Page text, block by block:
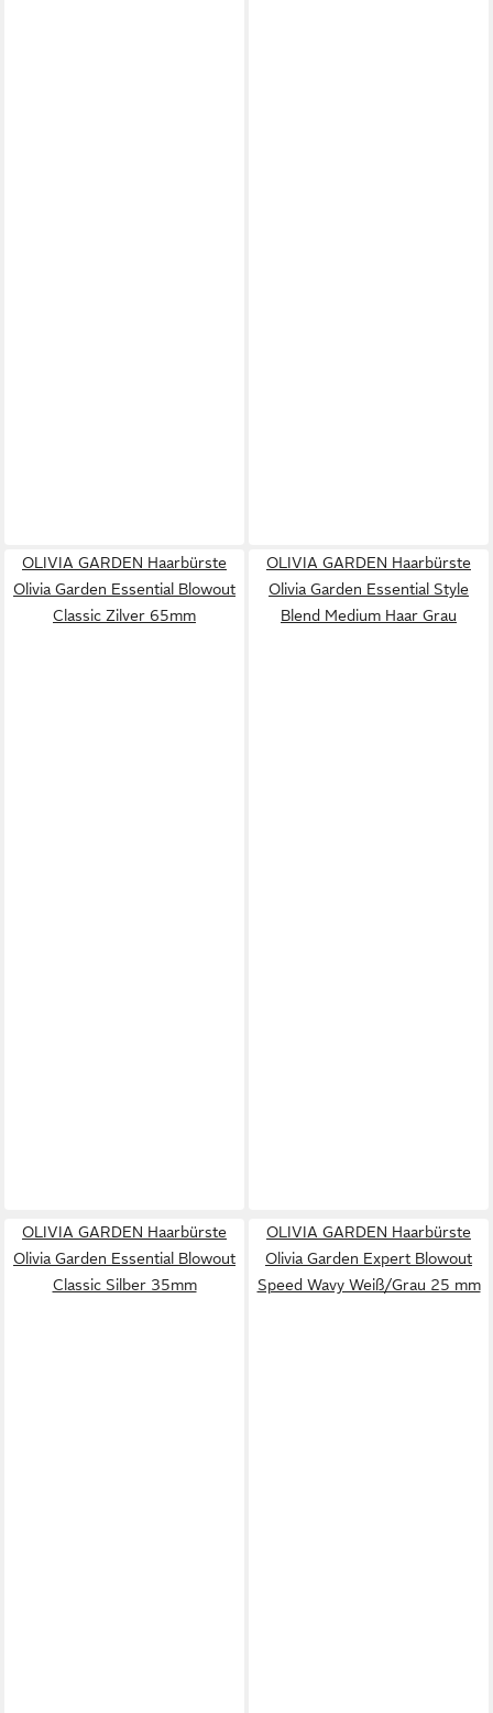
OLIVIA GARDEN Haarbürste
Olivia Garden Essential Blowout
Classic Zilver 65mm
OLIVIA GARDEN Haarbürste
Olivia Garden Essential Style
Blend Medium Haar Grau
OLIVIA GARDEN Haarbürste
Olivia Garden Essential Blowout
Classic Silber 35mm
OLIVIA GARDEN Haarbürste
Olivia Garden Expert Blowout
Speed ​​Wavy Weiß/Grau 25 mm